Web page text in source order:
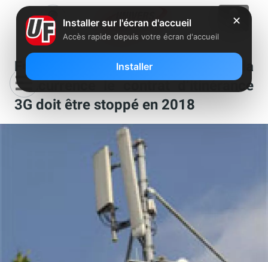
Free Mobile : Pour l’Autorité de la
concurrence le contrat d’itinérance
3G doit être stoppé en 2018
✕
Installer sur l'écran d'accueil
Accès rapide depuis votre écran d'accueil
Installer